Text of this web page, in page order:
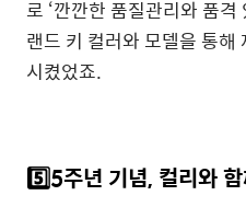
로 ‘깐깐한 품질관리와 품격
랜드 키 컬러와 모델을통해
시켰었죠.
5️⃣5주년 기념, 컬리와